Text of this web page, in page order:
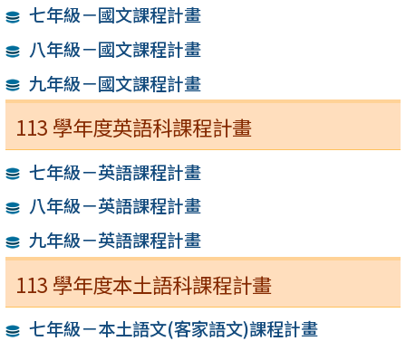
七年級－國文課程計畫
八年級－國文課程計畫
九年級－國文課程計畫
113 學年度英語科課程計畫
七年級－英語課程計畫
八年級－英語課程計畫
九年級－英語課程計畫
113 學年度本土語科課程計畫
七年級－本土語文(客家語文)課程計畫